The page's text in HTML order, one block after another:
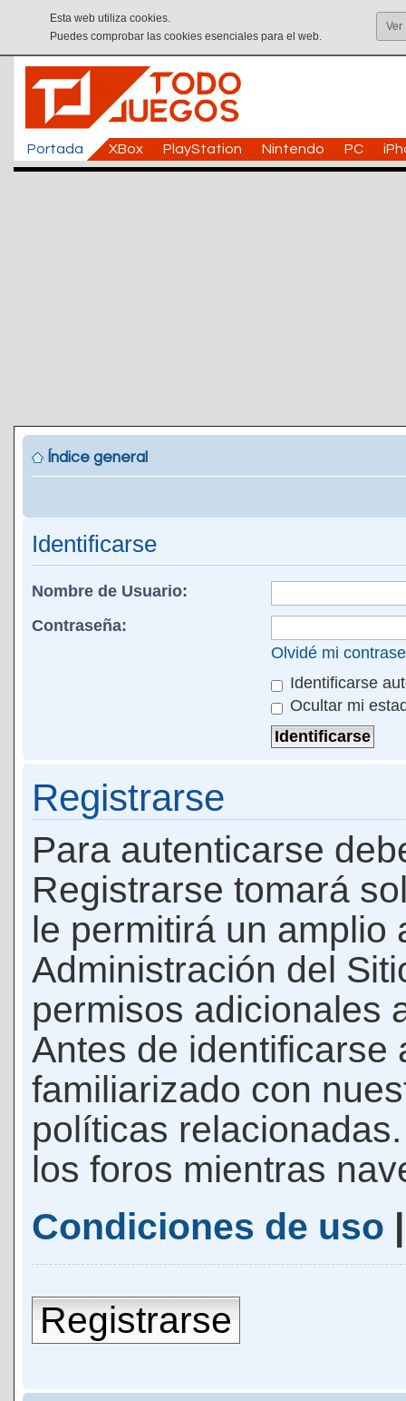
Esta web utiliza cookies.
Puedes comprobar las cookies esenciales para el web.
Ver
Portada XBox PlayStation Nintendo PC
Índice general
Identificarse
Nombre de Usuario:
Contraseña:
Olvidé mi
Identificarse
Ocultar mi
Registrarse
Para autenticarse
Registrarse tomará
le permitirá un amplio
Administración del
permisos adicionales
Antes de identificarse
familiarizado con
políticas
los foros mientras
Condiciones de uso
Registrarse